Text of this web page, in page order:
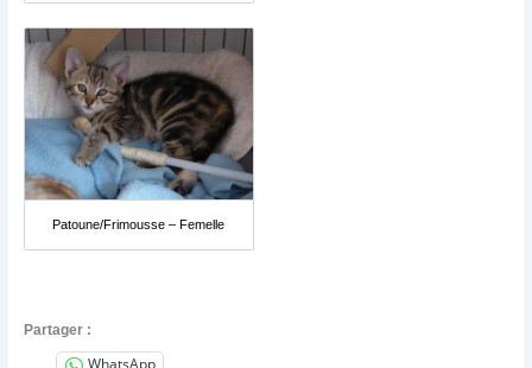
Patoune/Frimousse – Femelle
Partager :